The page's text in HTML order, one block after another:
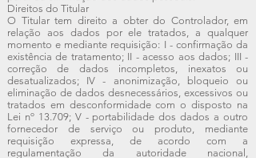
Direitos do Titular
O Titular tem direito a obter do Controlador, em
relação aos dados por ele tratados, a qualquer
momento e mediante requisição: I - confirmação da
existência de tratamento; II - acesso aos dados; III -
correção de dados incompletos, inexatos ou
desatualizados; IV - anonimização, bloqueio ou
eliminação de dados desnecessários, excessivos ou
tratados em desconformidade com o disposto na
Lei nº 13.709; V - portabilidade dos dados a outro
fornecedor de serviço ou produto, mediante
requisição expressa, de acordo com a
regulamentação da autoridade nacional,